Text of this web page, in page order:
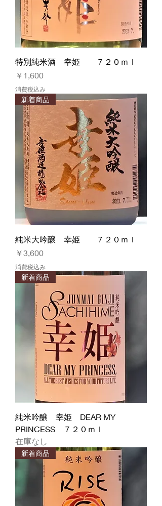
特別純米酒 幸姫 ７２０ｍｌ
価格
￥1,600
消費税込み
新着商品
純米大吟醸 幸姫 ７２０ｍｌ
価格
￥3,600
消費税込み
新着商品
純米吟醸 幸姫 DEAR MY
PRINCESS ７２０ｍｌ
在庫なし
新着商品